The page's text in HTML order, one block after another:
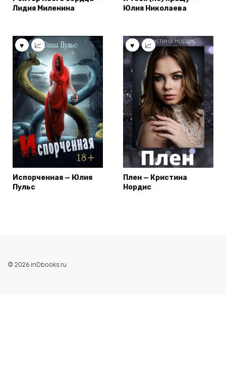
Лидия Миленина
Юлия Николаева
Испорченная — Юлия
Пульс
Плен — Кристина
Нордис
© 2026 inDbooks.ru